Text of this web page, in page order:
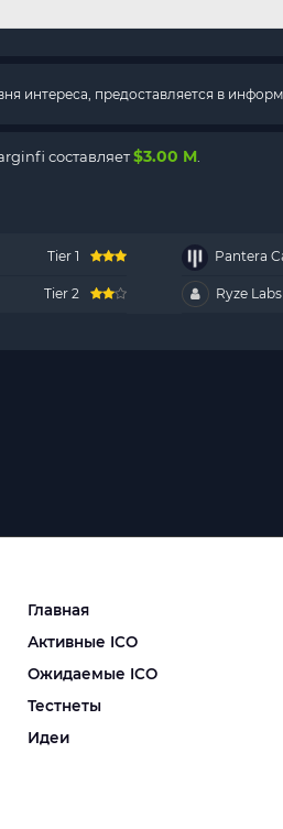
интереса, предоставляется в
составляет$3.00 M
Tier 1 Pantera
Tier 2 Ryze
Главная
Активные ICO
Ожидаемые ICO
Тестнеты
Идеи